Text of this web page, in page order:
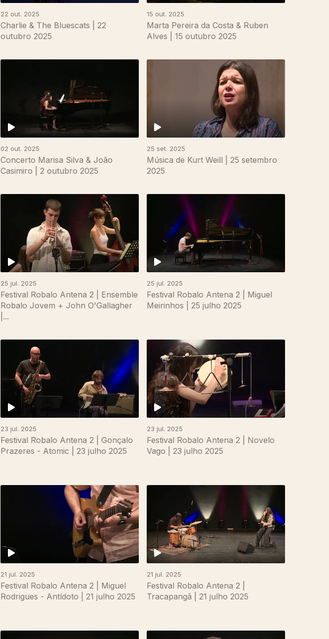
22 out. 2025
Charlie & The Bluescats | 22
outubro 2025
15 out. 2025
Marta Pereira da Costa & Ruben
Alves | 15 outubro 2025
02 out. 2025
Concerto Marisa Silva & João
Casimiro | 2 outubro 2025
25 set. 2025
Música de Kurt Weill | 25 setembro
2025
25 jul. 2025
Festival Robalo Antena 2 | Ensemble
Robalo Jovem + John O'Gallagher
|...
25 jul. 2025
Festival Robalo Antena 2 | Miguel
Meirinhos | 25 julho 2025
23 jul. 2025
Festival Robalo Antena 2 | Gonçalo
Prazeres - Atomic | 23 julho 2025
23 jul. 2025
Festival Robalo Antena 2 | Novelo
Vago | 23 julho 2025
21 jul. 2025
Festival Robalo Antena 2 | Miguel
Rodrigues - Antídoto | 21 julho 2025
21 jul. 2025
Festival Robalo Antena 2 |
Tracapangã | 21 julho 2025